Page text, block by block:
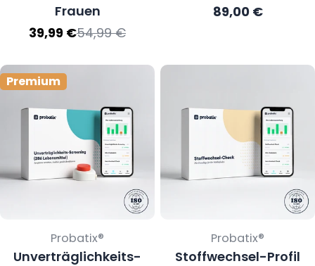
Frauen
Verkaufspreis
39,99 €Regulärer
54,99 €
Regulärer
89,00 €
Premium
Verkäufer:
Probatix®
Unverträglichkeits-
Verkäufer:
Probatix®
Stoffwechsel-Profil